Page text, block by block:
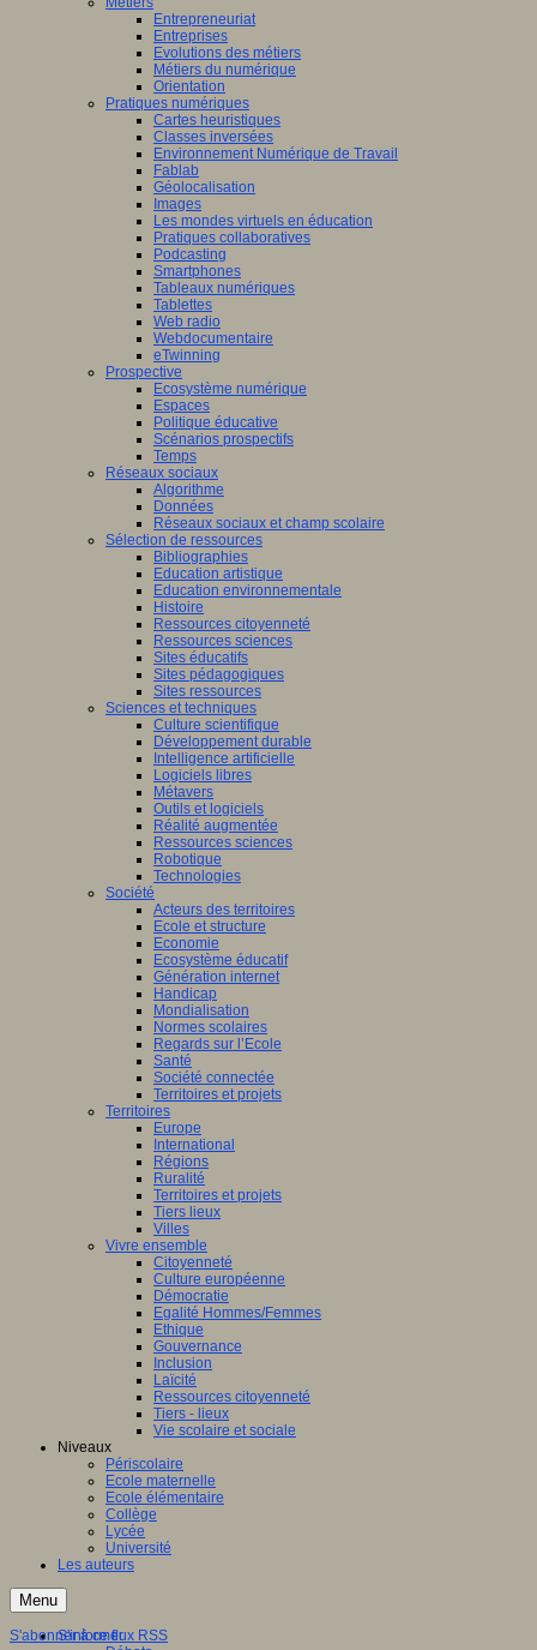
Entrepreneuriat
Entreprises
Evolutions des métiers
Métiers du numérique
Orientation
Pratiques numériques
Cartes heuristiques
Classes inversées
Environnement Numérique de Travail
Fablab
Géolocalisation
Images
Les mondes virtuels en éducation
Pratiques collaboratives
Podcasting
Smartphones
Tableaux numériques
Tablettes
Web radio
Webdocumentaire
eTwinning
Prospective
Ecosystème numérique
Espaces
Politique éducative
Scénarios prospectifs
Temps
Réseaux sociaux
Algorithme
Données
Réseaux sociaux et champ scolaire
Sélection de ressources
Bibliographies
Education artistique
Education environnementale
Histoire
Ressources citoyenneté
Ressources sciences
Sites éducatifs
Sites pédagogiques
Sites ressources
Sciences et techniques
Culture scientifique
Développement durable
Intelligence artificielle
Logiciels libres
Métavers
Outils et logiciels
Réalité augmentée
Ressources sciences
Robotique
Technologies
Société
Acteurs des territoires
Ecole et structure
Economie
Ecosystème éducatif
Génération internet
Handicap
Mondialisation
Normes scolaires
Regards sur l’Ecole
Santé
Société connectée
Territoires et projets
Territoires
Europe
International
Régions
Ruralité
Territoires et projets
Tiers lieux
Villes
Vivre ensemble
Citoyenneté
Culture européenne
Démocratie
Egalité Hommes/Femmes
Ethique
Gouvernance
Inclusion
Laïcité
Ressources citoyenneté
Tiers - lieux
Vie scolaire et sociale
Niveaux
Périscolaire
Ecole maternelle
Ecole élémentaire
Collège
Lycée
Université
Les auteurs
Menu
S'informer
S'abonner à ce flux RSS